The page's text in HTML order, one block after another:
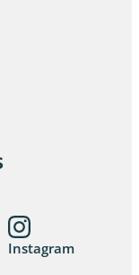
Instagram